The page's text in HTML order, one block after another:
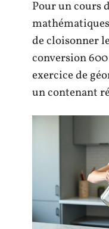
Pour un cours
de cloisonner
conversion
exercice de
un contenant